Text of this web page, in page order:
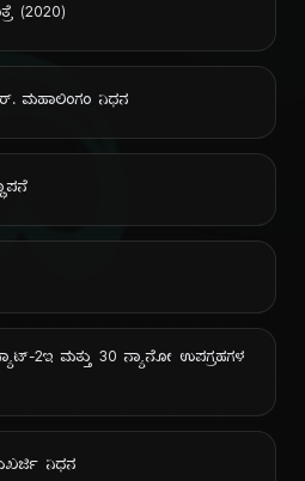
(2020)
ಮಹಾಲಿಂಗಂ ನಿಧನ
2ಇ ಮತ್ತು 30 ನ್ಯಾನೋ ಉಪಗ್ರಹಗಳ
ನಿಧನ